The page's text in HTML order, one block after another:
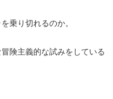
乗り切れるのか。
険主義的な試みをしている